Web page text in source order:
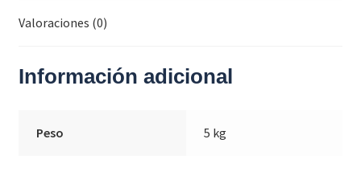
Valoraciones (0)
Información adicional
Peso 5 kg